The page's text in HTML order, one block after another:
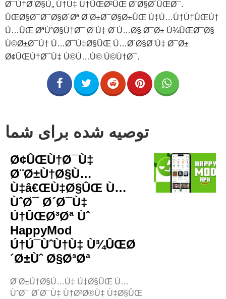
Ø¯Ù†Ø¨Ø§Ù„ Ú†Ù‡ Ú†ÛŒØ²ÛŒ Ø¨Ø§Ø´ÛŒØ¯.
ÛŒØ§Ø¯Ø¯Ø§Ø´Øª Ø¨Ø±Ø¯Ø§Ø±ÛŒ Ù‡Ù…Ú†Ù†ÛŒÙ†
Ù…ÛŒ ØªÙˆØ§Ù†Ø¯ Ø¨Ù‡ Ø´Ù…Ø§ Ø¯Ø± Ù¾ÛŒØ¯Ø§
Ú©Ø±Ø¯Ù† Ù…Ø¯Ù‡Ø§ÛŒ Ù…Ø´Ø§Ø¨Ù‡ Ø¯Ø±
Ø¢ÛŒÙ†Ø¯Ù‡ Ú©Ù…Ú© Ú©Ù†Ø¯.
توصیه شده برای شما
Ø¢ÛŒÙ†Ø¯Ù‡
Ø¨Ø±Ù†Ø§Ù…
Ù‡â€ŒÙ‡Ø§ÛŒ Ù…
ÙˆØ¯ Ø´Ø¯Ù‡
Ú†ÛŒØ³Øª Ùˆ
HappyMod
Ú†Ú¯ÙˆÙ†Ù‡ Ù¾ÛŒØ
´Ø±Ùˆ Ø§Ø³Øª
Ø¨Ø±Ù†Ø§Ù…Ù‡ Ù‡Ø§ÛŒ Ù…
ÙˆØ¯ Ø´Ø¯Ù‡ Ù†Ø³Ø®Ù‡ Ù‡Ø§ÛŒ